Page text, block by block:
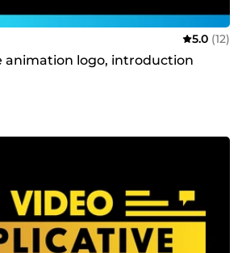
5.0 (12)
animation logo, introduction